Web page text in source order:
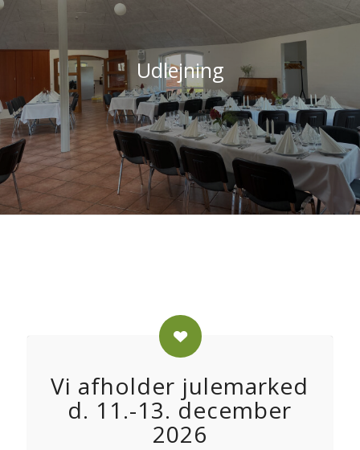
Udlejning
Vi afholder julemarked
d. 11.-13. december
2026